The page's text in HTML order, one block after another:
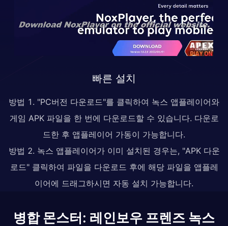
빠른 설치
방법 1. "PC버전 다운로드"를 클릭하여 녹스 앱플레이어와
게임 APK 파일을 한 번에 다운로드할 수 있습니다. 다운로
드한 후 앱플레이어 가동이 가능합니다.
방법 2. 녹스 앱플레이어가 이미 설치된 경우는, "APK 다운
로드" 클릭하여 파일을 다운로드 후에 해당 파일을 앱플레
이어에 드래그하시면 자동 설치 가능합니다.
병합 몬스터: 레인보우 프렌즈 녹스